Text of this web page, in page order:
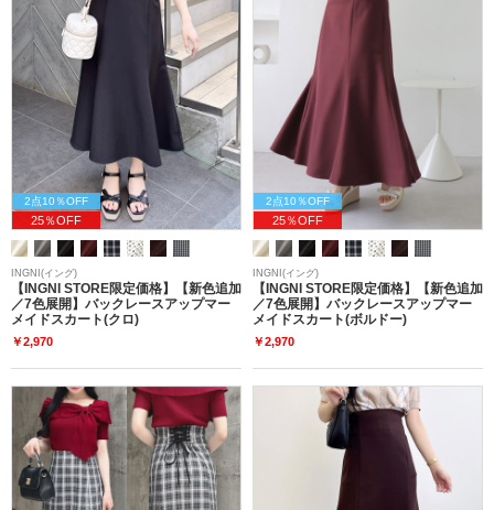
2点10％OFF
25％OFF
INGNI(イング)
【INGNI STORE限定価格】【新色追加
／7色展開】バックレースアップマー
メイドスカート(クロ)
￥2,970
2点10％OFF
25％OFF
INGNI(イング)
【INGNI STORE限定価格】【新色追加
／7色展開】バックレースアップマー
メイドスカート(ボルドー)
￥2,970